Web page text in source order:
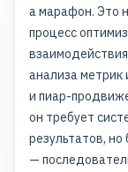
а марафон. Это
процесс
анализа метрик
и пиар-
он требует
результатов,
—